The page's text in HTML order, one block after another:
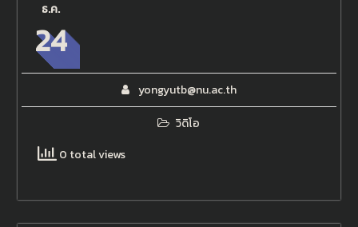
ธ.ค.
24
yongyutb@nu.ac.th
วิดิโอ
0 total views